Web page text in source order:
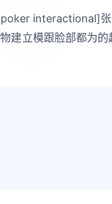
interactional]
建立模跟脸部都为